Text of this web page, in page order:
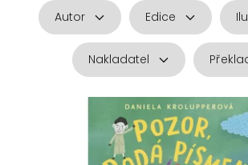
Autor Edice
Nakladatel